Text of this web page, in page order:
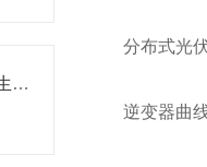
分布式光伏监控系统在湖北生物制药有限公司21.35MW光伏10KV并网系统应用
分布式光
逆变器曲